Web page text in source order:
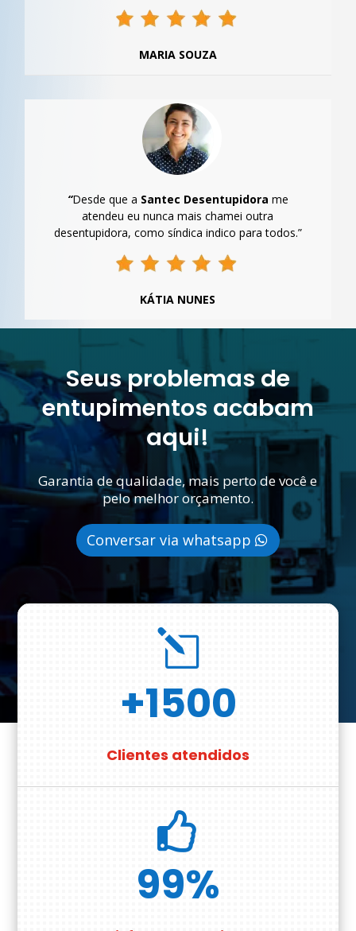
MARIA SOUZA
“Desde que a Santec Desentupidora me
atendeu eu nunca mais chamei outra
desentupidora, como síndica indico para todos.”
KÁTIA NUNES
Seus problemas de
entupimentos acabam
aqui!
Garantia de qualidade, mais perto de você e
pelo melhor orçamento.
Conversar via whatsapp
l
+1500
Clientes atendidos

99%